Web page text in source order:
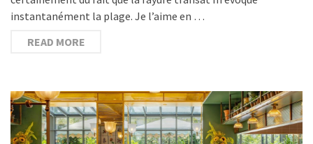
instantanément la plage. Je l’aime en …
READ MORE